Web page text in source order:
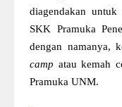
diagendakan untuk
SKK Pramuka
dengan namanya,
camp atau kemah
Pramuka UNM.